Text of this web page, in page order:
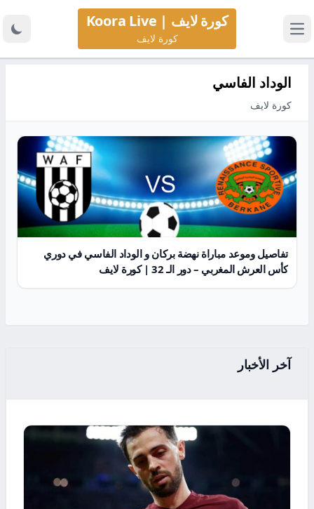
كورة لايف | Koora Live
كورة لايف
الوداد الفاسي
كورة لايف
تفاصيل وموعد مباراة نهضة بركان و الوداد الفاسي في دوري
كأس العرش المغربي – دور الـ 32 | كورة لايف
آخر الأخبار